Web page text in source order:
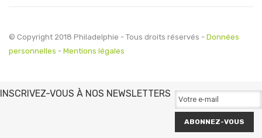
© Copyright 2018 Philadelphie - Tous droits réservés - Données
personnelles - Mentions légales
INSCRIVEZ-VOUS À NOS NEWSLETTERS
ABONNEZ-VOUS